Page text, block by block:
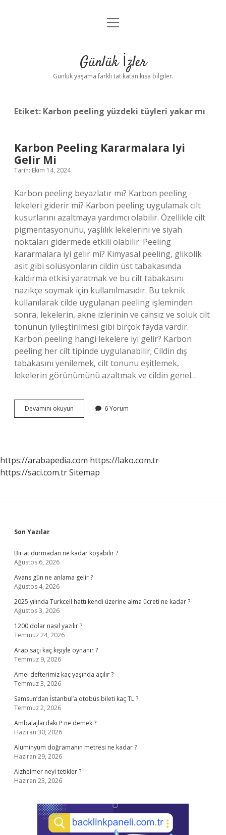
Anasayfa
Yasal Uyarı
menüyü
Günlük İzler
Günlük yaşama farklı tat katan kısa bilgiler.
Etiket: Karbon peeling yüzdeki tüyleri yakar mı
Karbon Peeling Kararmalara Iyi
Gelir Mi
Tarih: Ekim 14, 2024
Karbon peeling beyazlatır mı? Karbon peeling
lekeleri giderir mi? Karbon peeling uygulamak cilt
kusurlarını azaltmaya yardımcı olabilir. Özellikle cilt
pigmentasyonunu, yaşlılık lekelerini ve siyah
noktaları gidermede etkili olabilir. Peeling
kararmalara iyi gelir mi? Kimyasal peeling, glikolik
asit gibi solüsyonların cildin üst tabakasında
kaldırma etkisi yaratmak ve bu cilt tabakasını
nazikçe soymak için kullanılmasıdır. Bu teknik
kullanılarak cilde uygulanan peeling işleminden
sonra, lekelerin, akne izlerinin ve cansız ve soluk cilt
tonunun iyileştirilmesi gibi birçok fayda vardır.
Karbon peeling hangi lekelere iyi gelir? Karbon
peeling her cilt tipinde uygulanabilir; Cildin dış
tabakasını yenilemek, cilt tonunu eşitlemek,
lekelerin görünümünü azaltmak ve cildin genel…
Devamını okuyun
Peeling
6 Yorum
https://arabapedia.com https://lako.com.tr
https://saci.com.trSitemap
Sidebar
Son Yazılar
Bir at durmadan ne kadar koşabilir ?
Ağustos 6, 2026
Avans gün ne anlama gelir ?
Ağustos 4, 2026
2025 yılında Turkcell hattı kendi üzerine alma ücreti ne kadar ?
Ağustos 3, 2026
1200 dolar nasıl yazılır ?
Temmuz 24, 2026
Arap saçı kaç kişiyle oynanır ?
Temmuz 9, 2026
Amel defterimiz kaç yaşında açılır ?
Temmuz 3, 2026
Samsun’dan İstanbul’a otobüs bileti kaç TL ?
Temmuz 2, 2026
Ambalajlardaki P ne demek ?
Haziran 30, 2026
Alüminyum doğramanın metresi ne kadar ?
Haziran 29, 2026
Alzheimer neyi tetikler ?
Haziran 23, 2026